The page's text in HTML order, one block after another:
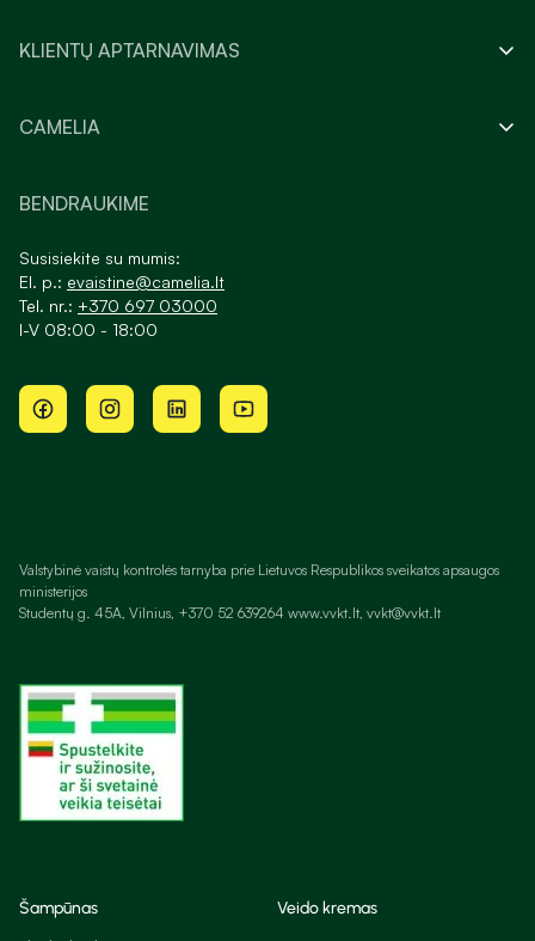
KLIENTŲ APTARNAVIMAS
CAMELIA
BENDRAUKIME
Susisiekite su mumis:
El. p.: evaistine@camelia.lt
Tel. nr.: +370 697 03000
I-V 08:00 - 18:00
Valstybinė vaistų kontrolės tarnyba prie Lietuvos Respublikos sveikatos apsaugos
ministerijos
Studentų g. 45A, Vilnius, +370 52 639264 www.vvkt.lt, vvkt@vvkt.lt
Šampūnas
Veido kremas